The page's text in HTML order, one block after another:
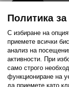
Последвайте
FacebookTwitter
Политика
С избиране на
приемете всички
анализ на
активности. При
само строго
функциониране на
да приемете като